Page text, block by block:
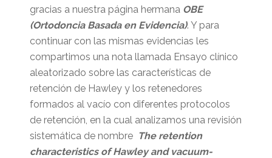
gracias a nuestra página hermana OBE
(Ortodoncia Basada en Evidencia). Y para
continuar con las mismas evidencias les
compartimos una nota llamada Ensayo clínico
aleatorizado sobre las características de
retención de Hawley y los retenedores
formados al vacío con diferentes protocolos
de retención, en la cual analizamos una revisión
sistemática de nombre The retention
characteristics of Hawley and vacuum-